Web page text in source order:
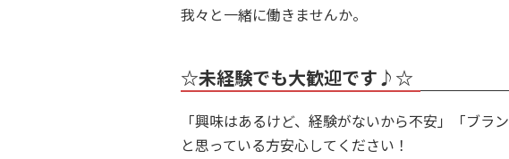
我々と一緒に働きませんか。
☆未経験でも大歓迎です♪☆
「興味はあるけど、経験がないから不安」「ブラ
と思っている方安心してください！